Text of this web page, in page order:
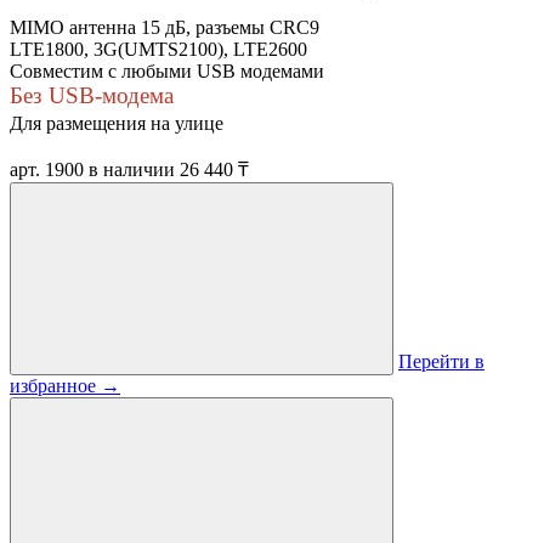
MIMO антенна 15 дБ, разъемы CRC9
LTE1800, 3G(UMTS2100), LTE2600
Совместим с любыми USB модемами
Без USB-модема
Для размещения на улице
арт. 1900 в наличии 26 440 ₸
Перейти в
избранное →